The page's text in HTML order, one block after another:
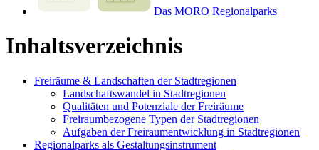
Das MORO Regionalparks
Inhaltsverzeichnis
Freiräume & Landschaften der Stadtregionen
Landschaftswandel in Stadtregionen
Qualitäten und Potenziale der Freiräume
Freiraumbezogene Typen der Stadtregionen
Aufgaben der Freiraumentwicklung in Stadtregionen
Regionalparks als Gestaltungsinstrument